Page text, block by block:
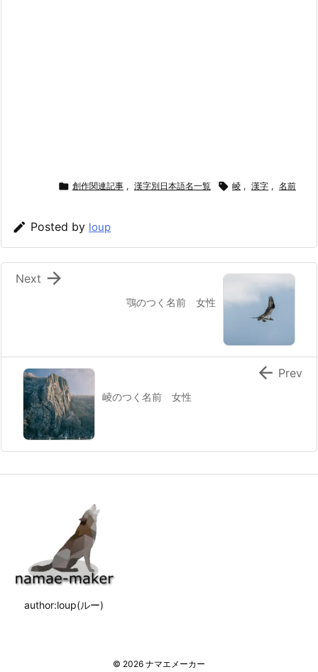
 創作関連記事 , 漢字別日本語名一覧  崚 , 漢字 , 名前
 Posted by loup
鶚のつく名前 女性

Next
崚のつく名前 女性
 Prev
author:loup(ルー)
© 2026 ナマエメーカー